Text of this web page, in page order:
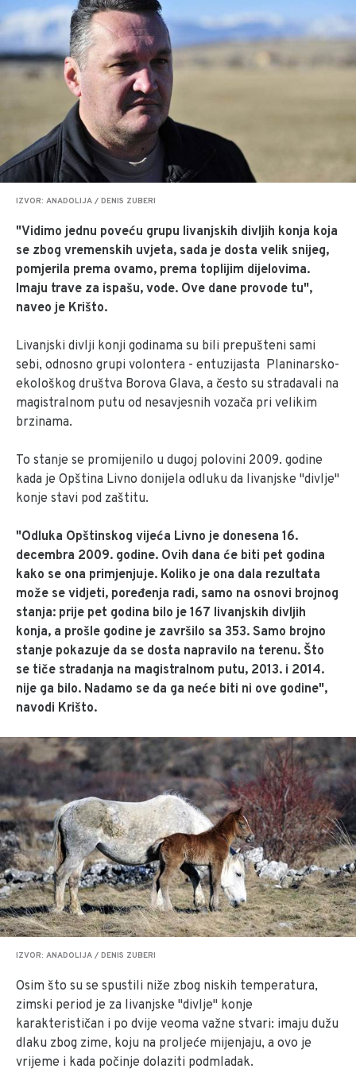
IZVOR: ANADOLIJA / DENIS ZUBERI
"Vidimo jednu poveću grupu livanjskih divljih konja koja
se zbog vremenskih uvjeta, sada je dosta velik snijeg,
pomjerila prema ovamo, prema toplijim dijelovima.
Imaju trave za ispašu, vode. Ove dane provode tu",
naveo je Krišto.
Livanjski divlji konji godinama su bili prepušteni sami
sebi, odnosno grupi volontera - entuzijasta Planinarsko-
ekološkog društva Borova Glava, a često su stradavali na
magistralnom putu od nesavjesnih vozača pri velikim
brzinama.
To stanje se promijenilo u dugoj polovini 2009. godine
kada je Opština Livno donijela odluku da livanjske "divlje"
konje stavi pod zaštitu.
"Odluka Opštinskog vijeća Livno je donesena 16.
decembra 2009. godine. Ovih dana će biti pet godina
kako se ona primjenjuje. Koliko je ona dala rezultata
može se vidjeti, poređenja radi, samo na osnovi brojnog
stanja: prije pet godina bilo je 167 livanjskih divljih
konja, a prošle godine je završilo sa 353. Samo brojno
stanje pokazuje da se dosta napravilo na terenu. Što
se tiče stradanja na magistralnom putu, 2013. i 2014.
nije ga bilo. Nadamo se da ga neće biti ni ove godine",
navodi Krišto.
IZVOR: ANADOLIJA / DENIS ZUBERI
Osim što su se spustili niže zbog niskih temperatura,
zimski period je za livanjske "divlje" konje
karakterističan i po dvije veoma važne stvari: imaju dužu
dlaku zbog zime, koju na proljeće mijenjaju, a ovo je
vrijeme i kada počinje dolaziti podmladak.